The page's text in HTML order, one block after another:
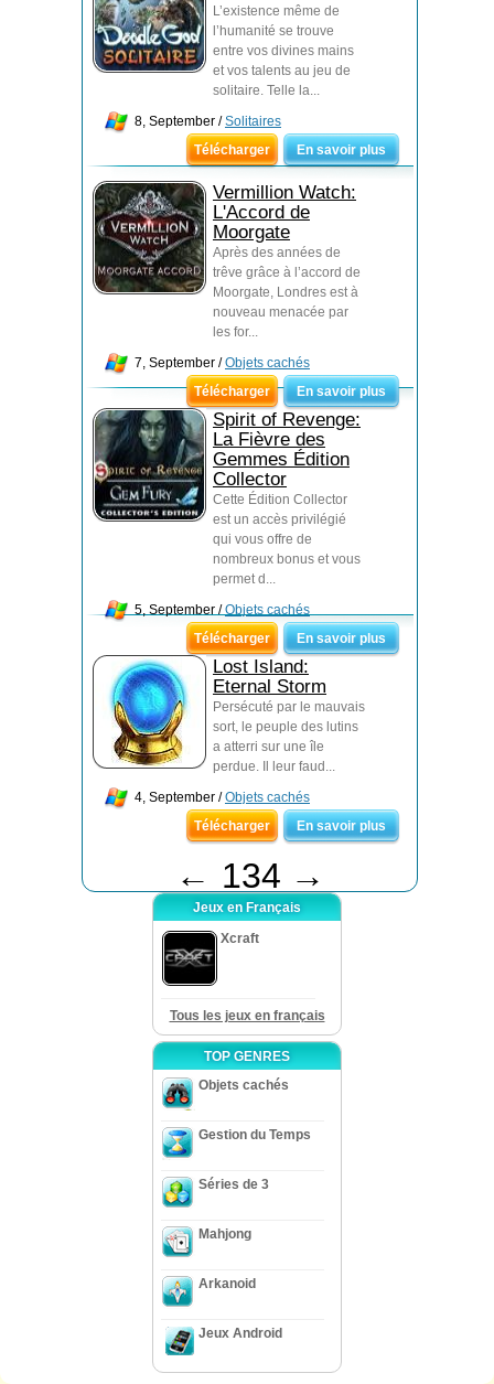
L’existence même de
l’humanité se trouve
entre vos divines mains
et vos talents au jeu de
solitaire. Telle la...
8, September /Solitaires
Télécharger
En savoir plus
Vermillion Watch:
L'Accord de
Moorgate
Après des années de
trêve grâce à l’accord de
Moorgate, Londres est à
nouveau menacée par
les for...
7, September /Objets cachés
Télécharger
En savoir plus
Spirit of Revenge:
La Fièvre des
Gemmes Édition
Collector
Cette Édition Collector
est un accès privilégié
qui vous offre de
nombreux bonus et vous
permet d...
5, September /Objets cachés
Télécharger
En savoir plus
Lost Island:
Eternal Storm
Persécuté par le mauvais
sort, le peuple des lutins
a atterri sur une île
perdue. Il leur faud...
4, September /Objets cachés
Télécharger
En savoir plus
← 134 →
Jeux en Français
Xcraft
Tous les jeux en français
TOP GENRES
Objets cachés
Gestion du Temps
Séries de 3
Mahjong
Arkanoid
Jeux Android